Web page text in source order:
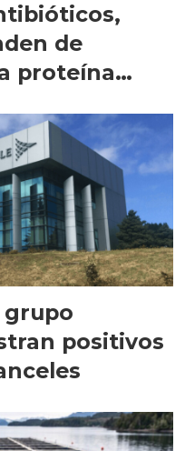
de
proteína
grupo
positivos